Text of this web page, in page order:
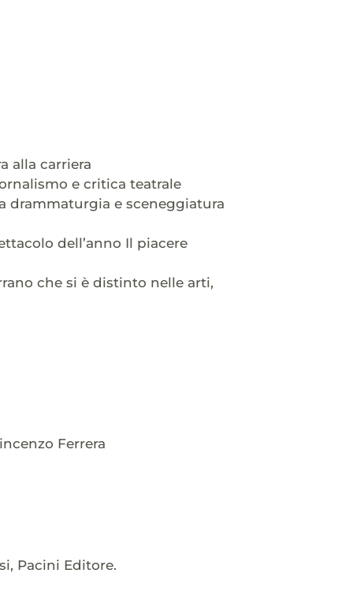
alla carriera
e critica teatrale
drammaturgia e sceneggiatura
dell’anno Il piacere
che si è distinto nelle arti,
Ferrera
Pacini Editore.